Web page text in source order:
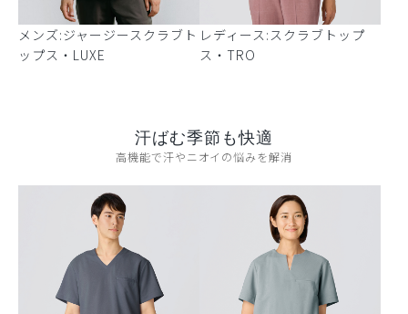
メンズ:ジャージースクラブト
ップス・LUXE
レディース:スクラブトップ
ス・TRO
汗ばむ季節も快適
高機能で汗やニオイの悩みを解消